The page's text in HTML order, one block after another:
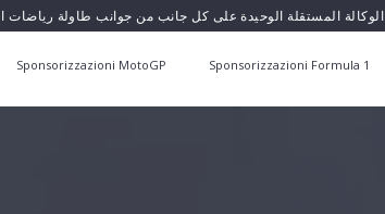
الوكالة المستقلة الوحيدة على كل جانب من جوانب طاولة
Sponsorizzazioni Formula 1
Sponsorizzazioni MotoGP